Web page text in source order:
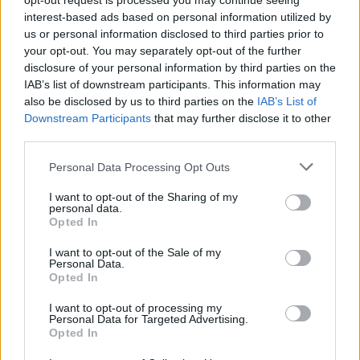
interest-based ads based on personal information utilized by
us or personal information disclosed to third parties prior to
your opt-out. You may separately opt-out of the further
disclosure of your personal information by third parties on the
IAB’s list of downstream participants. This information may
also be disclosed by us to third parties on the IAB’s List of
Downstream Participants that may further disclose it to other
Personal Data Processing Opt Outs
I want to opt-out of the Sharing of my
personal data.
Opted In
I want to opt-out of the Sale of my
Personal Data.
Opted In
I want to opt-out of processing my
Personal Data for Targeted Advertising.
Opted In
RELACIONADOS
NOTÍCIAS
Max Toth entra em cena e agita a Bagger
World Cup em Silverstone
A FIM Harley-Davidson Bagger World Cup regressa ao